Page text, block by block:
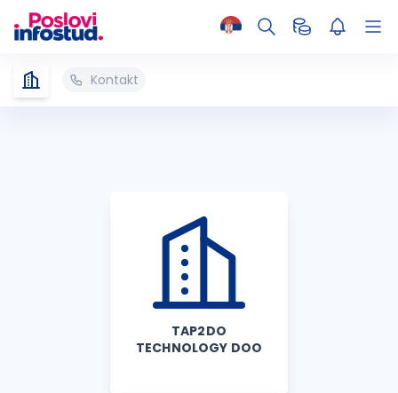
Kontakt
TAP2DO
TECHNOLOGY DOO